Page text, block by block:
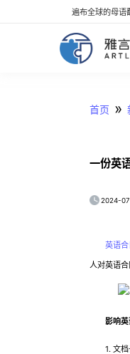
遍布全球的母语
首页 »
一份英
2024-
英语
人对英语
影响英
1. 文档长